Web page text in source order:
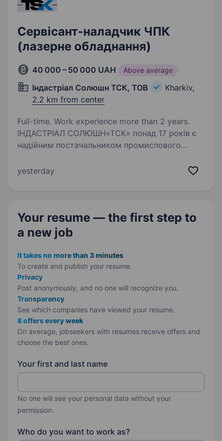
Сервісант-наладчик ЧПК
(лазерне обладнання)
40 000 – 50 000 UAH Above average
Індастріал Солюшн ТСК, ТОВ
Kharkiv,
2.2 km from center
Full-time. Work experience more than 2 years.
ІНДАСТРІАЛ СОЛЮШН«ТСК» понад 17 років є
надійним постачальником промислового
Ми спеціалізуємось на продажу, запуску
yesterday
Your resume — the first step to
a new job
It takes no more than 3 minutes
To create and publish your resume.
Privacy
Post anonymously, and no one will recognize you.
Transparency
See which companies have viewed your resume.
8 offers every week
On average, jobseekers with resumes receive offers and
choose the best ones.
Your first and last name
No one will see your personal data without your
permission.
Who do you want to work as?